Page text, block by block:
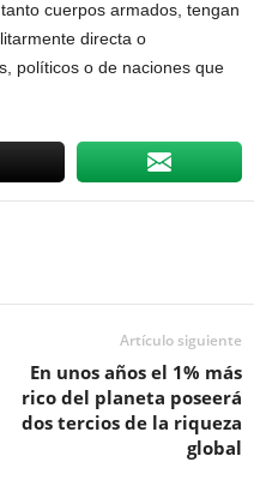
cuerpos armados, tengan
directa o
políticos o de naciones que
Artículo siguiente
En unos años el 1% más
rico del planeta poseerá
dos tercios de la riqueza
global